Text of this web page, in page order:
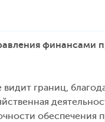
финансами
границ,
обеспечения